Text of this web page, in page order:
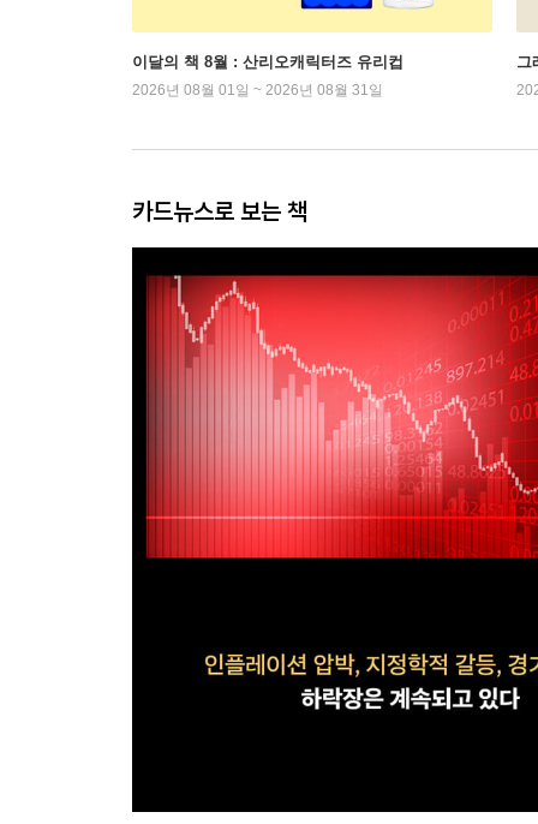
이달의 책 8월 : 산리오캐릭터즈 유리컵
2026년 08월 01일 ~ 2026년 08월 31일
그
카드뉴스로 보는 책